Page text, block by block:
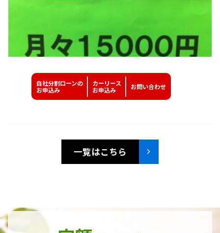
自社分割ローンの
お申込み
カーリース
お申込み
お問い合わせ
一覧はこちら